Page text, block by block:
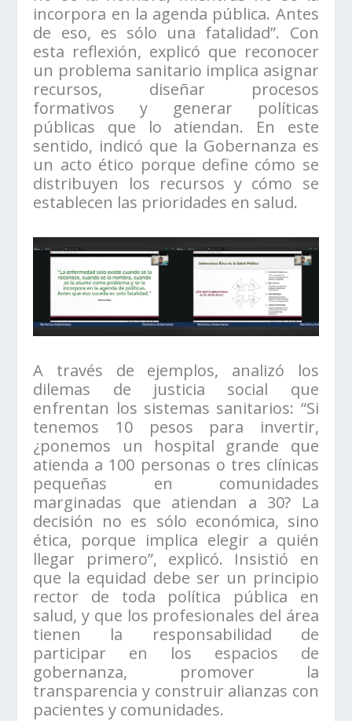
incorpora en la agenda pública. Antes
de eso, es sólo una fatalidad”. Con
esta reflexión, explicó que reconocer
un problema sanitario implica asignar
recursos, diseñar procesos
formativos y generar políticas
públicas que lo atiendan. En este
sentido, indicó que la Gobernanza es
un acto ético porque define cómo se
distribuyen los recursos y cómo se
establecen las prioridades en salud.
A través de ejemplos, analizó los
dilemas de justicia social que
enfrentan los sistemas sanitarios: “Si
tenemos 10 pesos para invertir,
¿ponemos un hospital grande que
atienda a 100 personas o tres clínicas
pequeñas en comunidades
marginadas que atiendan a 30? La
decisión no es sólo económica, sino
ética, porque implica elegir a quién
llegar primero”, explicó. Insistió en
que la equidad debe ser un principio
rector de toda política pública en
salud, y que los profesionales del área
tienen la responsabilidad de
participar en los espacios de
gobernanza, promover la
transparencia y construir alianzas con
pacientes y comunidades.